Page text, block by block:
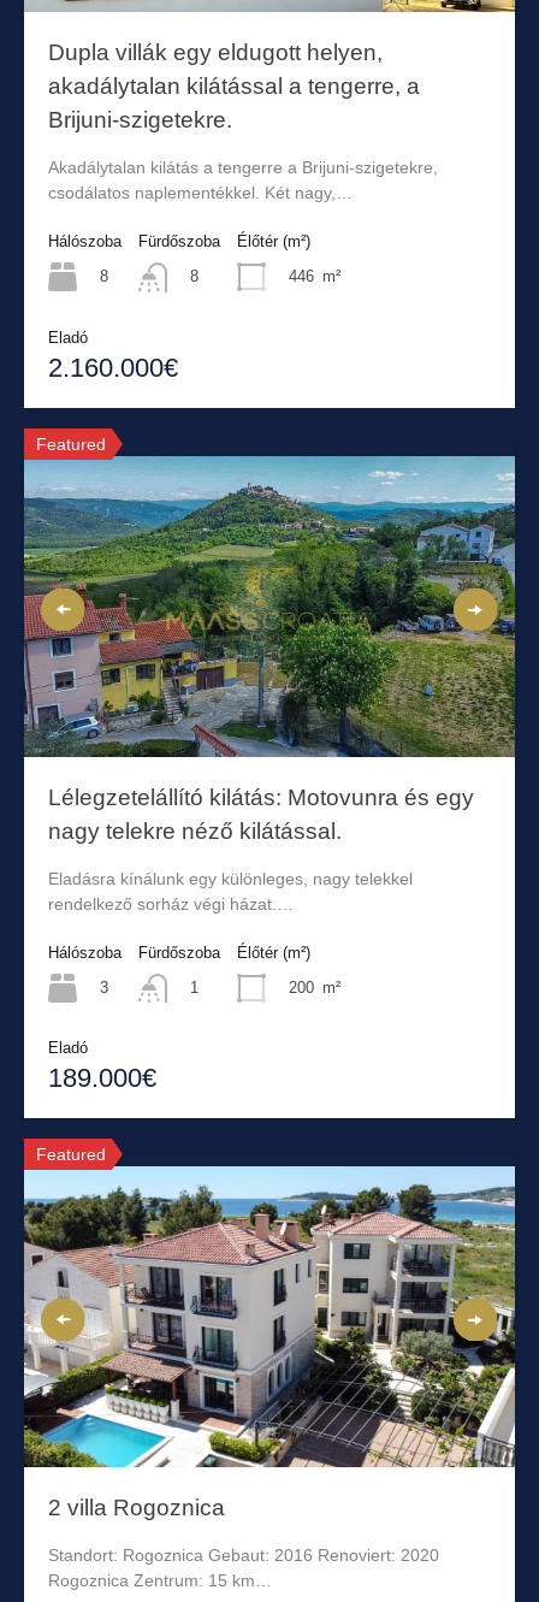
Dupla villák egy eldugott helyen,
akadálytalan kilátással a tengerre, a
Brijuni-szigetekre.
Akadálytalan kilátás a tengerre a Brijuni-szigetekre,
csodálatos naplementékkel. Két nagy,…
Hálószoba
8
Fürdőszoba
8
Élőtér (m²)
446 m²
Eladó
2.160.000€
Featured
Lélegzetelállító kilátás: Motovunra és egy
nagy telekre néző kilátással.
Eladásra kínálunk egy különleges, nagy telekkel
rendelkező sorház végi házat.…
Hálószoba
3
Fürdőszoba
1
Élőtér (m²)
200 m²
Eladó
189.000€
Featured
2 villa Rogoznica
Standort: Rogoznica Gebaut: 2016 Renoviert: 2020
Rogoznica Zentrum: 15 km…